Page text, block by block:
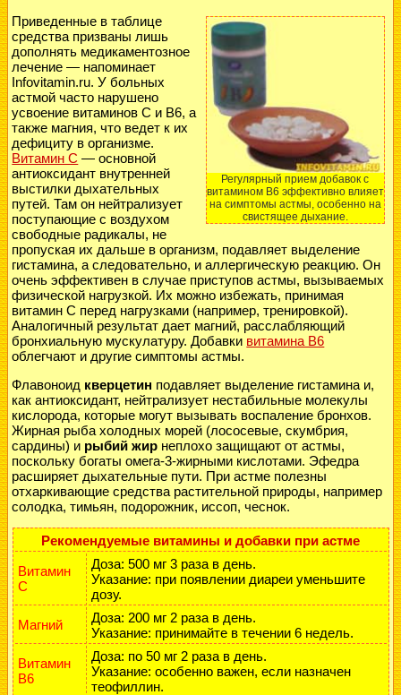
Регулярный прием добавок с
витамином В6 эффективно влияет
на симптомы астмы, особенно на
свистящее дыхание.
Приведенные в таблице
средства призваны лишь
дополнять медикаментозное
лечение — напоминает
Infovitamin.ru. У больных
астмой часто нарушено
усвоение витаминов С и B6, а
также магния, что ведет к их
дефициту в организме.
Витамин С — основной
антиоксидант внутренней
выстилки дыхательных
путей. Там он нейтрализует
поступающие с воздухом
свободные радикалы, не
пропуская их дальше в организм, подавляет выделение
гистамина, а следовательно, и аллергическую реакцию. Он
очень эффективен в случае приступов астмы, вызываемых
физической нагрузкой. Их можно избежать, принимая
витамин С перед нагрузками (например, тренировкой).
Аналогичный результат дает магний, расслабляющий
бронхиальную мускулатуру. Добавки витамина В6
облегчают и другие симптомы астмы.
Флавоноид кверцетин подавляет выделение гистамина и,
как антиоксидант, нейтрализует нестабильные молекулы
кислорода, которые могут вызывать воспаление бронхов.
Жирная рыба холодных морей (лососевые, скумбрия,
сардины) и рыбий жир неплохо защищают от астмы,
поскольку богаты омега-3-жирными кислотами. Эфедра
расширяет дыхательные пути. При астме полезны
отхаркивающие средства растительной природы, например
солодка, тимьян, подорожник, иссоп, чеснок.
Рекомендуемые витамины и добавки при астме
Витамин
С
Доза: 500 мг 3 раза в день.
Указание: при появлении диареи уменьшите
дозу.
Магний
Доза: 200 мг 2 раза в день.
Указание: принимайте в течении 6 недель.
Витамин
В6
Доза: по 50 мг 2 раза в день.
Указание: особенно важен, если назначен
теофиллин.